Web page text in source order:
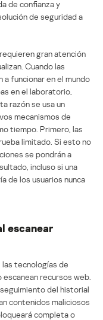
de confianza y
de seguridad a
gran atención
Cuando las
funcionar en el mundo
en el laboratorio,
razón se usa un
mecanismos de
tiempo. Primero, las
limitado. Si esto no
se pondrán a
incluso si una
de los usuarios nunca
escanear
las tecnologías de
recursos web.
del historial
contenidos maliciosos
completa o